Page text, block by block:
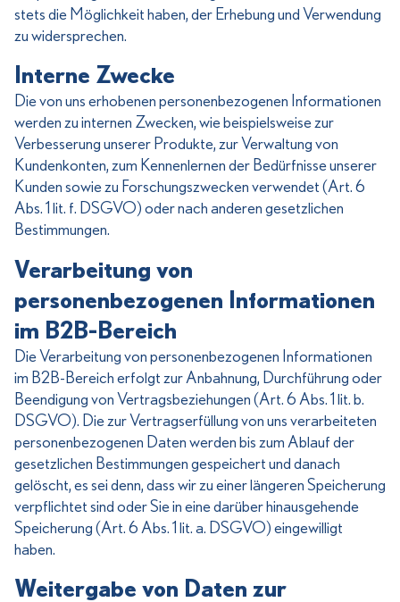
stets die Möglichkeit haben, der Erhebung und Verwendung
zu widersprechen.
Interne Zwecke
Die von uns erhobenen personenbezogenen Informationen
werden zu internen Zwecken, wie beispielsweise zur
Verbesserung unserer Produkte, zur Verwaltung von
Kundenkonten, zum Kennenlernen der Bedürfnisse unserer
Kunden sowie zu Forschungszwecken verwendet (Art. 6
Abs. 1 lit. f. DSGVO) oder nach anderen gesetzlichen
Bestimmungen.
Verarbeitung von
personenbezogenen Informationen
im B2B-Bereich
Die Verarbeitung von personenbezogenen Informationen
im B2B-Bereich erfolgt zur Anbahnung, Durchführung oder
Beendigung von Vertragsbeziehungen (Art. 6 Abs. 1 lit. b.
DSGVO). Die zur Vertragserfüllung von uns verarbeiteten
personenbezogenen Daten werden bis zum Ablauf der
gesetzlichen Bestimmungen gespeichert und danach
gelöscht, es sei denn, dass wir zu einer längeren Speicherung
verpflichtet sind oder Sie in eine darüber hinausgehende
Speicherung (Art. 6 Abs. 1 lit. a. DSGVO) eingewilligt
haben.
Weitergabe von Daten zur